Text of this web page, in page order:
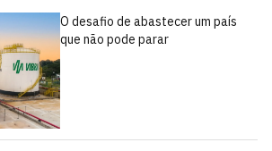
O desafio de abastecer um país
que não pode parar